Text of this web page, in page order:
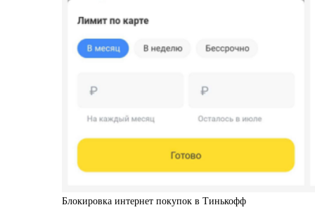
Блокировка интернет покупок в Тинькофф